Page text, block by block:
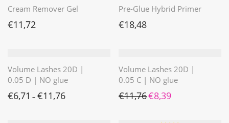
Cream Remover Gel
€11,72
Pre-Glue Hybrid Primer
€18,48
Volume Lashes 20D |
0.05 D | NO glue
€6,71 – €11,76
Volume Lashes 20D |
0.05 C | NO glue
€11,76 Ursprünglicher Preis war:
€8,39Aktueller Preis ist: